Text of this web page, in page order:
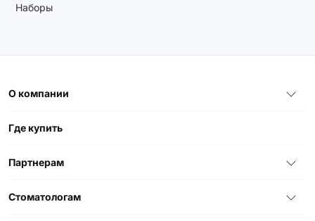
Наборы
О компании
Где купить
Партнерам
Стоматологам